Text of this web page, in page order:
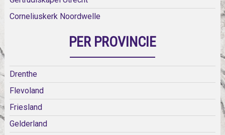
Corneliuskerk Noordwelle
PER PROVINCIE
Drenthe
Flevoland
Friesland
Gelderland